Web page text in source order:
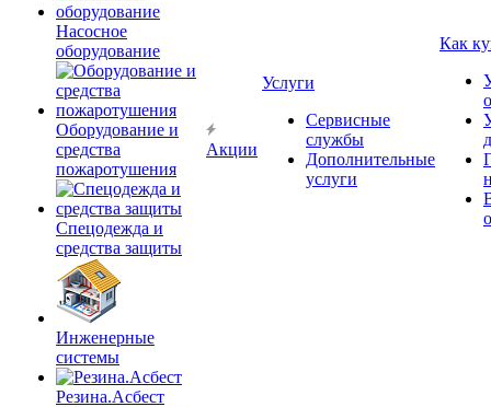
Насосное
оборудование
Оборудование и
средства
пожаротушения
Спецодежда и
средства защиты
Инженерные
системы
Резина.Асбест
Акции
Услуги
Сервисные
службы
Дополнительные
услуги
Как